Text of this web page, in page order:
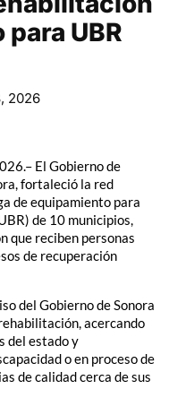
UBR
2026
El Gobierno de
fortaleció la red
de equipamiento para
de 10 municipios,
que reciben personas
de recuperación
del Gobierno de Sonora
acercando
del estado y
o en proceso de
de calidad cerca de sus